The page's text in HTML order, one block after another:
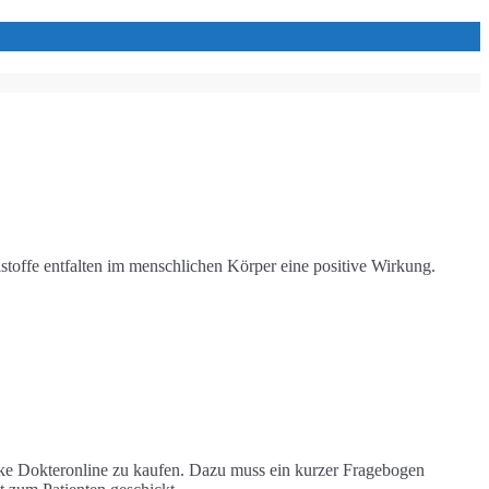
entfalten im menschlichen Körper eine positive Wirkung.
Dokteronline zu kaufen. Dazu muss ein kurzer Fragebogen